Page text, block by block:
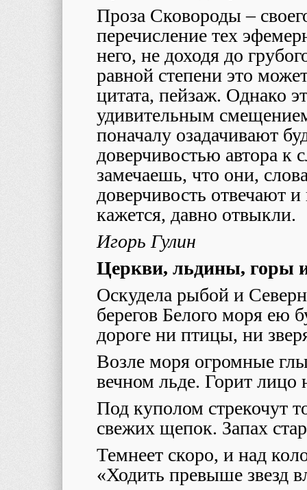
Проза Сковороды –
перечисление тех
него, не доходя до
равной степени это
цитата, пейзаж. Однако
удивительным
поначалу озадачивают
доверчивостью автора к
замечаешь, что они,
доверчивость отвечают и
кажется, давно отвыкли.
Игорь Гулин
Церкви, льдины, горы
Оскудела рыбой и
берегов Белого моря ею
дороге ни птицы, ни
Возле моря огромные
вечном льде. Горит лицо
Под куполом стрекочут
свежих щепок. Запах
Темнеет скоро, и над
«Ходить превыше звезд